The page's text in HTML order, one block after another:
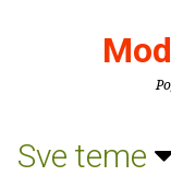
Sve teme